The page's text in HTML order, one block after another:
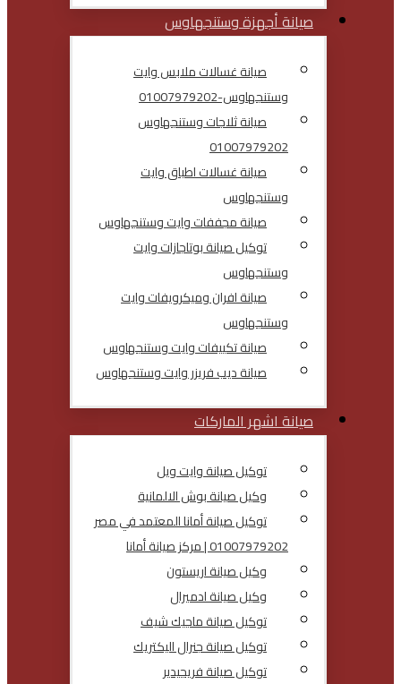
صيانة أجهزة وستنجهاوس
صيانة غسالات ملابس وايت
وستنجهاوس-01007979202
صيانة ثلاجات وستنجهاوس
01007979202
صيانة غسالات اطباق وايت
وستنجهاوس
صيانة مجففات وايت وستنجهاوس
توكيل صيانة بوتاجازات وايت
وستنجهاوس
صيانة افران وميكرويفات وايت
وستنجهاوس
صيانة تكييفات وايت وستنجهاوس
صيانة ديب فريزر وايت وستنجهاوس
صيانة اشهر الماركات
توكيل صيانة وايت ويل
وكيل صيانة بوش الالمانية
توكيل صيانة أمانا المعتمد في مصر
01007979202 | مركز صيانة أمانا
وكيل صيانة اريستون
وكيل صيانة ادميرال
توكيل صيانة ماجيك شيف
توكيل صيانة جنرال اليكتريك
توكيل صيانة فريجيدير